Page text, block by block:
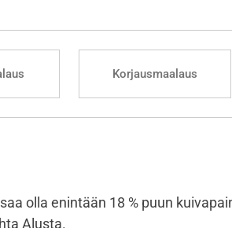
Korjausmaalaus
olla enintään 18 % puun
Alusta.